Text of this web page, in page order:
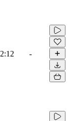
2:12 -